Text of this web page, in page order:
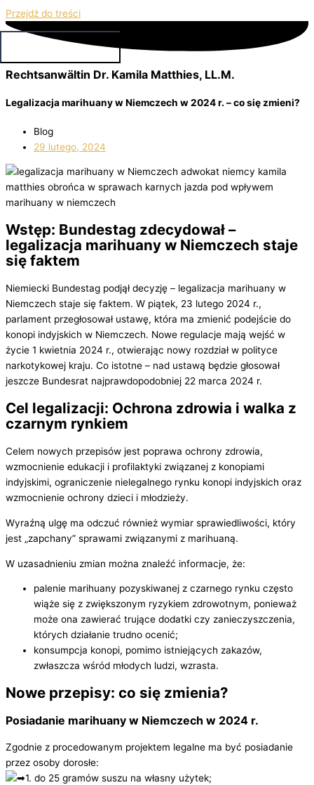
Przejdź do treści
Główne menu
Rechtsanwältin Dr. Kamila Matthies, LL.M.
Legalizacja marihuany w Niemczech w 2024 r. – co się zmieni?
Blog
29 lutego, 2024
Wstęp: Bundestag zdecydował –
legalizacja marihuany w Niemczech staje
się faktem
Niemiecki Bundestag podjął decyzję – legalizacja marihuany w
Niemczech staje się faktem. W piątek, 23 lutego 2024 r.,
parlament przegłosował ustawę, która ma zmienić podejście do
konopi indyjskich w Niemczech. Nowe regulacje mają wejść w
życie 1 kwietnia 2024 r., otwierając nowy rozdział w polityce
narkotykowej kraju. Co istotne – nad ustawą będzie głosował
jeszcze Bundesrat najprawdopodobniej 22 marca 2024 r.
Cel legalizacji: Ochrona zdrowia i walka z
czarnym rynkiem
Celem nowych przepisów jest poprawa ochrony zdrowia,
wzmocnienie edukacji i profilaktyki związanej z konopiami
indyjskimi, ograniczenie nielegalnego rynku konopi indyjskich oraz
wzmocnienie ochrony dzieci i młodzieży.
Wyraźną ulgę ma odczuć również wymiar sprawiedliwości, który
jest „zapchany” sprawami związanymi z marihuaną.
W uzasadnieniu zmian można znaleźć informacje, że:
palenie marihuany pozyskiwanej z czarnego rynku często
wiąże się z zwiększonym ryzykiem zdrowotnym, ponieważ
może ona zawierać trujące dodatki czy zanieczyszczenia,
których działanie trudno ocenić;
konsumpcja konopi, pomimo istniejących zakazów,
zwłaszcza wśród młodych ludzi, wzrasta.
Nowe przepisy: co się zmienia?
Posiadanie marihuany w Niemczech w 2024 r.
Zgodnie z procedowanym projektem legalne ma być posiadanie
przez osoby dorosłe:
1. do 25 gramów suszu na własny użytek;